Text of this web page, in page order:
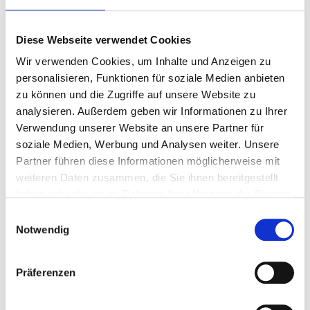
Diese Webseite verwendet Cookies
Wir verwenden Cookies, um Inhalte und Anzeigen zu
personalisieren, Funktionen für soziale Medien anbieten
zu können und die Zugriffe auf unsere Website zu
analysieren. Außerdem geben wir Informationen zu Ihrer
Verwendung unserer Website an unsere Partner für
soziale Medien, Werbung und Analysen weiter. Unsere
Partner führen diese Informationen möglicherweise mit
weiteren Daten zusammen, die Sie ihnen bereitgestellt
Notwendig
Präferenzen
die Böden im Rahmen von Bebauungsplanverfahren und
das jeweilige Vorhaben abgeleitet.
Einen besonderen Schutz erhalten Böden, die die natürlichen
Bodenfunktionen in besonderem Maße erfüllen. Zur
Beurteilung der Belastung natürlicher Böden mit Schadstoffen
und zum Umgang mit diesen Böden wurde für das gesamte
Stadtgebiet eine Bodenbelastungskarte erstellt. Weitergehende
Informationen erhalten Sie
.
KONTAKT
Technisches Rathaus
Tel.: 0208 825-3588